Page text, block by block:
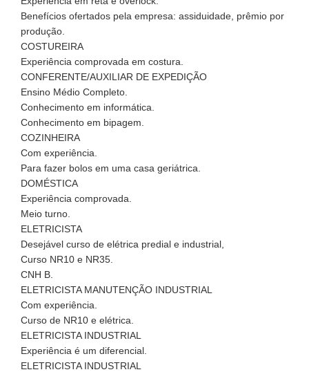
Benefícios ofertados pela empresa: assiduidade, prêmio por
produção.
COSTUREIRA
Experiência comprovada em costura.
CONFERENTE/AUXILIAR DE EXPEDIÇÃO
Ensino Médio Completo.
Conhecimento em informática.
Conhecimento em bipagem.
COZINHEIRA
Com experiência.
Para fazer bolos em uma casa geriátrica.
DOMÉSTICA
Experiência comprovada.
Meio turno.
ELETRICISTA
Desejável curso de elétrica predial e industrial,
Curso NR10 e NR35.
CNH B.
ELETRICISTA MANUTENÇÃO INDUSTRIAL
Com experiência.
Curso de NR10 e elétrica.
ELETRICISTA INDUSTRIAL
Experiência é um diferencial.
ELETRICISTA INDUSTRIAL